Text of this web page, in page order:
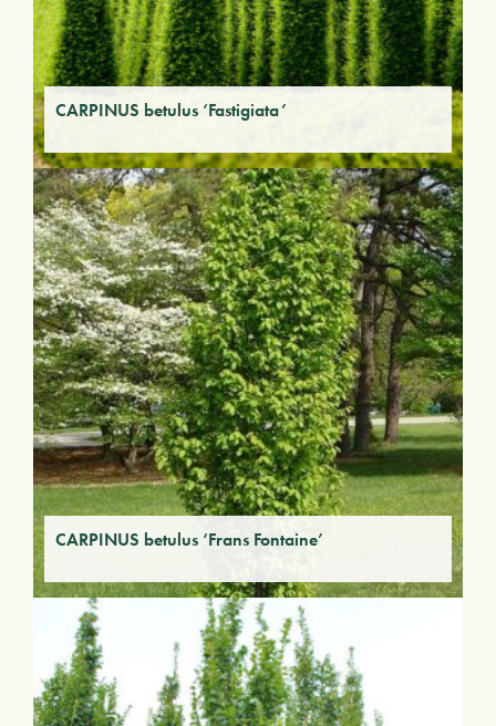
CARPINUS betulus ‘Fastigiata’
CARPINUS betulus ‘Frans Fontaine’